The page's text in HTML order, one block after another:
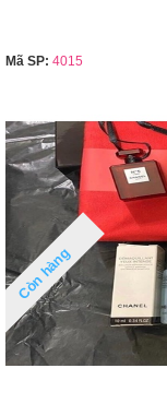
Mã SP: 4015
Còn hàng